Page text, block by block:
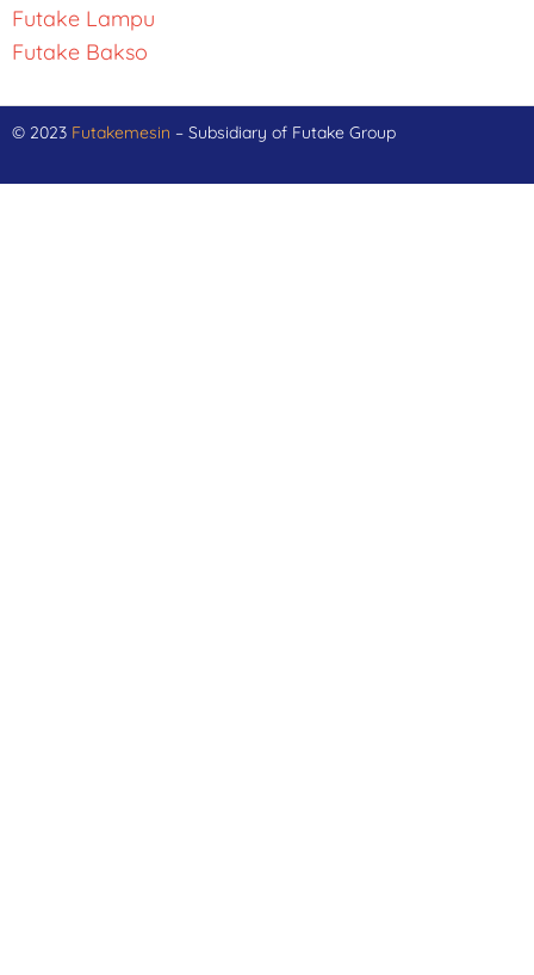
Futake Lampu
Futake Bakso
© 2023 Futakemesin – Subsidiary of Futake Group